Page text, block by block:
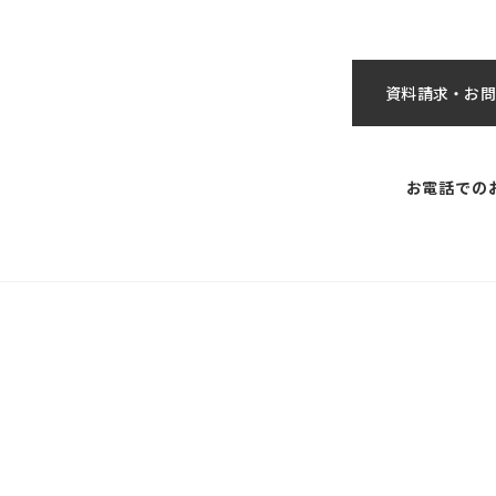
資料請求・お
お電話での